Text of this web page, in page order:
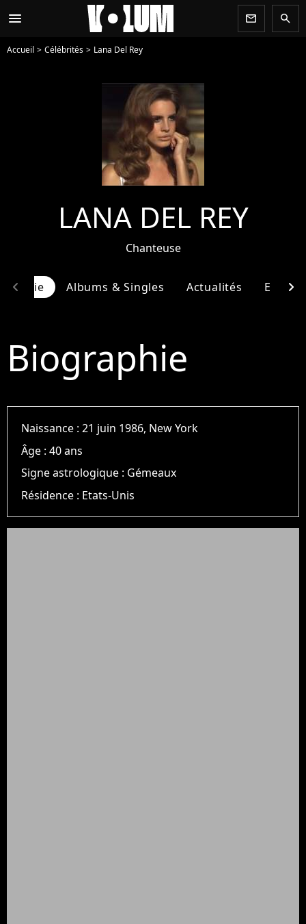
menu newsletter search
Accueil Célébrités Lana Del Rey
LANA DEL REY
Chanteuse
Albums & Singles Actualités
chevron_left chevron_right
Biographie
Naissance :21 juin 1986, New York
Âge :40 ans
Signe astrologique : Gémeaux
Résidence : Etats-Unis